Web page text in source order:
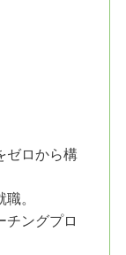
ゼロから構
。
チングプロ